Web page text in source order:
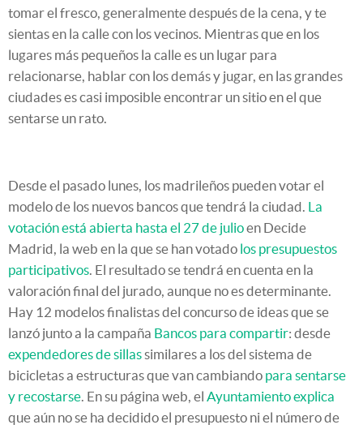
tomar el fresco, generalmente después de la cena, y te
sientas en la calle con los vecinos. Mientras que en los
lugares más pequeños la calle es un lugar para
relacionarse, hablar con los demás y jugar, en las grandes
ciudades es casi imposible encontrar un sitio en el que
sentarse un rato.
Desde el pasado lunes, los madrileños pueden votar el
modelo de los nuevos bancos que tendrá la ciudad. La
votación está abierta hasta el 27 de julioen Decide
Madrid, la web en la que se han votado los presupuestos
participativos. El resultado se tendrá en cuenta en la
valoración final del jurado, aunque no es determinante.
Hay 12 modelos finalistas del concurso de ideas que se
lanzó junto a la campaña Bancos para compartir: desde
expendedores de sillassimilares a los del sistema de
bicicletas a estructuras que van cambiando para sentarse
y recostarse. En su página web, el Ayuntamiento explica
que aún no se ha decidido el presupuesto ni el número de